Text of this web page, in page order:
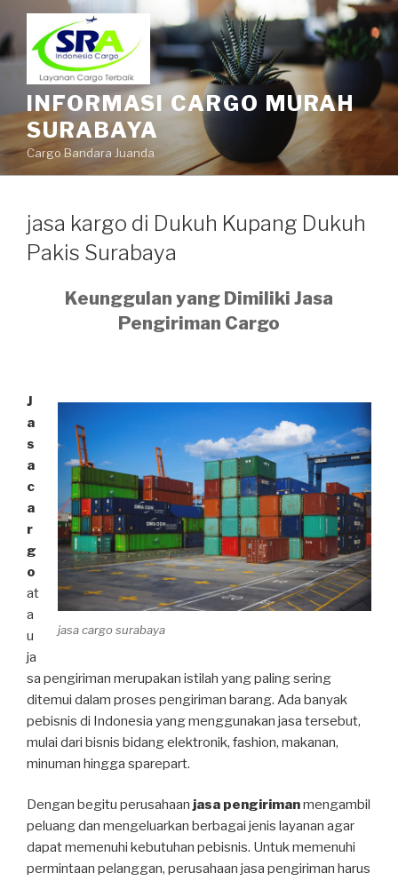
INFORMASI CARGO MURAH
SURABAYA
Cargo Bandara Juanda
jasa kargo di Dukuh Kupang Dukuh
Pakis Surabaya
Keunggulan yang Dimiliki Jasa
Pengiriman Cargo
jasa cargo surabaya
J
a
s
a
c
a
r
g
o
at
a
u
ja
sa pengiriman merupakan istilah yang paling sering
ditemui dalam proses pengiriman barang. Ada banyak
pebisnis di Indonesia yang menggunakan jasa tersebut,
mulai dari bisnis bidang elektronik, fashion, makanan,
minuman hingga sparepart.
Dengan begitu perusahaan jasa pengirimanmengambil
peluang dan mengeluarkan berbagai jenis layanan agar
dapat memenuhi kebutuhan pebisnis. Untuk memenuhi
permintaan pelanggan, perusahaan jasa pengiriman harus